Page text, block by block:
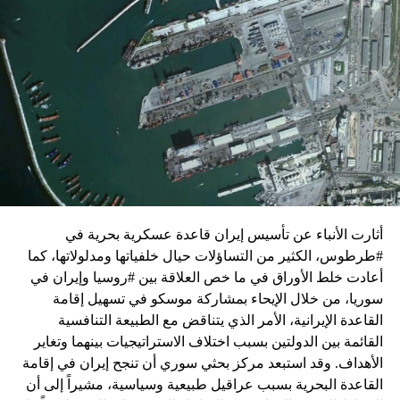
زيارة تأتي في إطار الجهود الدبلوماسية المكثفة التي تبذلها
واشنطن للدفع بالمفاوضات والتوصل إلى اتفاق لوقف لإطلاق
النار في غزة.
ويبدو أن نتنياهو استبق زيارة بلينكن لإسرائيل بالتأكيد على أن
الضغوط يجب أن تتوجه إلى حماس، وليس على حكومته.
كما وقال بيان من مكتب نتنياهو إنه مصر على بقاء القوات
الإسرائيلية في محور فيلادلفيا “لمنع الإرهابيين من إعادة
التسلح”.
وفي هذا السياق، قال الكاتب والباحث السياسي الفلسطيني
جمال زقوت في حديث لـ”سكاي نيوز عربية”:
حماس ليست عقبة في المفاوضات وأي حديث من هذا
القبيل تجني على الموقف الفلسطيني.
المعضلة الأساسية هي أن نتنياهو يعرض المجتمع
الإسرائيلي والمنطقة للخطر.
أثارت الأنباء عن تأسيس إيران قاعدة عسكرية بحرية في
#طرطوس، الكثير من التساؤلات حيال خلفياتها ومدلولاتها، كما
أعادت خلط الأوراق في ما خص العلاقة بين #روسيا وإيران في
سوريا، من خلال الإيحاء بمشاركة موسكو في تسهيل إقامة
القاعدة الإيرانية، الأمر الذي يتناقض مع الطبيعة التنافسية
القائمة بين الدولتين بسبب اختلاف الاستراتيجيات بينهما وتغاير
الأهداف. وقد استبعد مركز بحثي سوري أن تنجح إيران في إقامة
القاعدة البحرية بسبب عراقيل طبيعية وسياسية، مشيراً إلى أن